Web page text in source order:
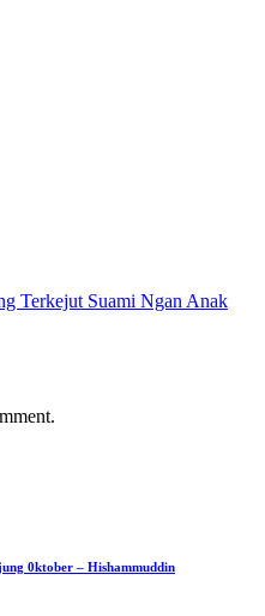
Terkejut Suami Ngan Anak
0ktober – Hishammuddin